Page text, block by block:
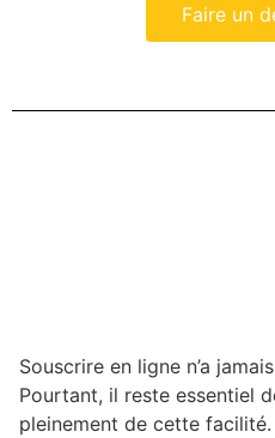
Faire un
Souscrire en ligne n’a
Pourtant, il reste essentiel
pleinement de cette